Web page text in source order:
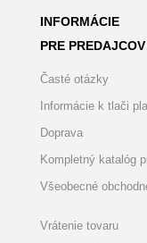
INFORMÁCIE
PRE PREDAJCOV
Časté otázky
Informácie k tlači
Doprava
Kompletný katalóg
Všeobecné
Vrátenie tovaru